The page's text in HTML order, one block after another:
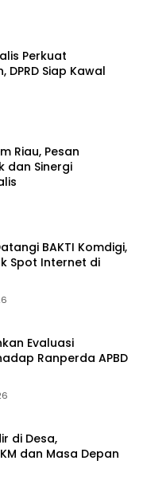
Perkuat
DPRD Siap Kawal
Riau, Pesan
dan Sinergi
BAKTI Komdigi,
Spot Internet di
Evaluasi
Ranperda APBD
di Desa,
dan Masa Depan